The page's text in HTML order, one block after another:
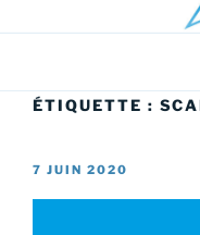
au
principal
Association pour
ÉTIQUETTE :
PUBLIÉ
7 JUIN 2020